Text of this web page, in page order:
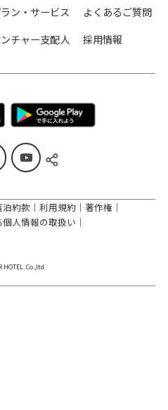
ン・サービス
よくあるご質問
チャー支配人 採用情報
泊約款 利用規約
著作権
人情報の取扱い
HOTEL. Co.,ltd.